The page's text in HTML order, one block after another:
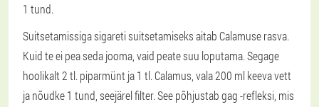
1 tund.
Suitsetamissiga sigareti suitsetamiseks aitab Calamuse rasva.
Kuid te ei pea seda jooma, vaid peate suu loputama. Segage
hoolikalt 2 tl. piparmünt ja 1 tl. Calamus, vala 200 ml keeva vett
ja nõudke 1 tund, seejärel filter. See põhjustab gag -refleksi, mis